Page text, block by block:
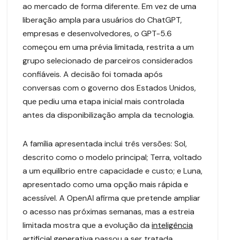
ao mercado de forma diferente. Em vez de uma
liberação ampla para usuários do ChatGPT,
empresas e desenvolvedores, o GPT-5.6
começou em uma prévia limitada, restrita a um
grupo selecionado de parceiros considerados
confiáveis. A decisão foi tomada após
conversas com o governo dos Estados Unidos,
que pediu uma etapa inicial mais controlada
antes da disponibilização ampla da tecnologia.
A família apresentada inclui três versões: Sol,
descrito como o modelo principal; Terra, voltado
a um equilíbrio entre capacidade e custo; e Luna,
apresentado como uma opção mais rápida e
acessível. A OpenAI afirma que pretende ampliar
o acesso nas próximas semanas, mas a estreia
limitada mostra que a evolução da inteligência